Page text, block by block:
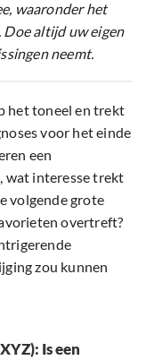
waaronder het
Doe altijd uw eigen
neemt.
het toneel en trekt
voor het einde
een
wat interesse trekt
volgende grote
overtreft?
zou kunnen
Is een